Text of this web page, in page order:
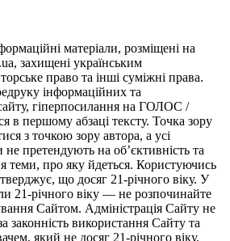
матеріали, розміщені на
захищені українським
право та інші суміжні права.
інформаційних та
сайту, гіперпосилання на ГОЛОС /
в першому абзаці тексту. Точка зору
з точкою зору автора, а усі
не претендують на об’єктивність та
теми, про яку йдеться. Користуючись
що досяг 21-річного віку. У
21-річного віку — не розпочинайте
Сайтом. Адміністрація Сайту не
законність використання Сайту та
який не досяг 21-річного віку.